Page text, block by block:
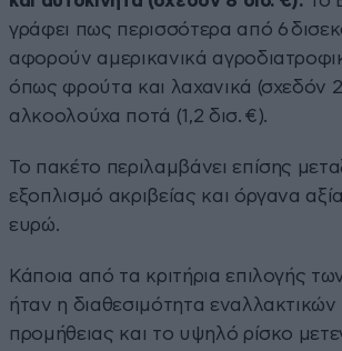
γράφει πως περισσότερα από 6
αφορούν αμερικανικά
όπως φρούτα και λαχανικά (σχεδόν 2
αλκοολούχα ποτά (1,2 δισ. €).
Το πακέτο περιλαμβάνει επίσης
εξοπλισμό ακριβείας και όργανα
ευρώ.
Κάποια από τα κριτήρια επιλογής
ήταν η διαθεσιμότητα
προμήθειας και το υψηλό ρίσκο